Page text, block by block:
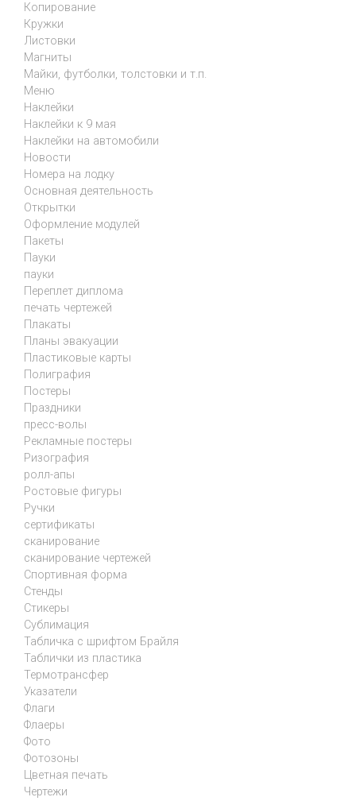
Копирование
Кружки
Листовки
Магниты
Майки, футболки, толстовки и т.п.
Меню
Наклейки
Наклейки к 9 мая
Наклейки на автомобили
Новости
Номера на лодку
Основная деятельность
Открытки
Оформление модулей
Пакеты
Пауки
пауки
Переплет диплома
печать чертежей
Плакаты
Планы эвакуации
Пластиковые карты
Полиграфия
Постеры
Праздники
пресс-волы
Рекламные постеры
Ризография
ролл-апы
Ростовые фигуры
Ручки
сертификаты
сканирование
сканирование чертежей
Спортивная форма
Стенды
Стикеры
Сублимация
Табличка с шрифтом Брайля
Таблички из пластика
Термотрансфер
Указатели
Флаги
Флаеры
Фото
Фотозоны
Цветная печать
Чертежи